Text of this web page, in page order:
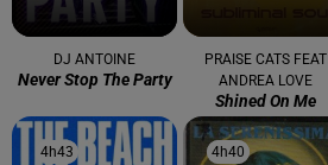
DJ ANTOINE
Never Stop The Party
PRAISE CATS FEAT
ANDREA LOVE
Shined On Me
4h43
4h43 4h40
4h40